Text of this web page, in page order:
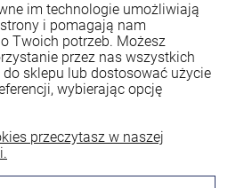
im technologie umożliwiają
i pomagają nam
Twoich potrzeb. Możesz
przez nas wszystkich
sklepu lub dostosować użycie
wybierając opcję
przeczytasz w naszej